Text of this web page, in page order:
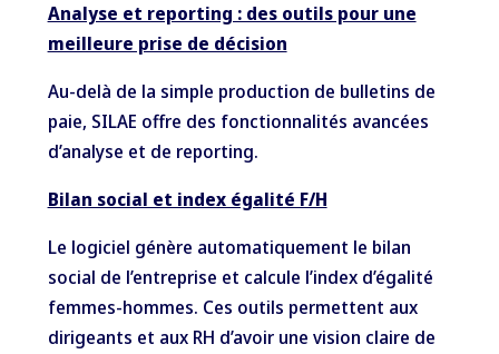
Analyse et reporting : des outils pour une
meilleure prise de décision
Au-delà de la simple production de bulletins de
paie, SILAE offre des fonctionnalités avancées
d’analyse et de reporting.
Bilan social et index égalité F/H
Le logiciel génère automatiquement le bilan
social de l’entreprise et calcule l’index d’égalité
femmes-hommes. Ces outils permettent aux
dirigeants et aux RH d’avoir une vision claire de